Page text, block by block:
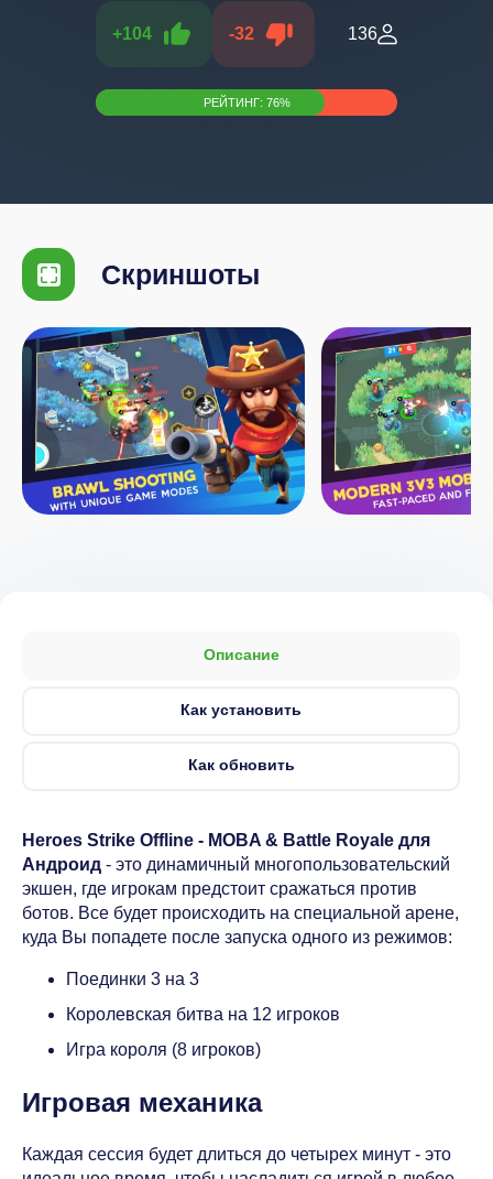
+104 -32 136
РЕЙТИНГ: 76%
Скриншоты
Описание
Как установить
Как обновить
Heroes Strike Offline - MOBA & Battle Royale для
Андроид - это динамичный многопользовательский
экшен, где игрокам предстоит сражаться против
ботов. Все будет происходить на специальной арене,
куда Вы попадете после запуска одного из режимов:
Поединки 3 на 3
Королевская битва на 12 игроков
Игра короля (8 игроков)
Игровая механика
Каждая сессия будет длиться до четырех минут - это